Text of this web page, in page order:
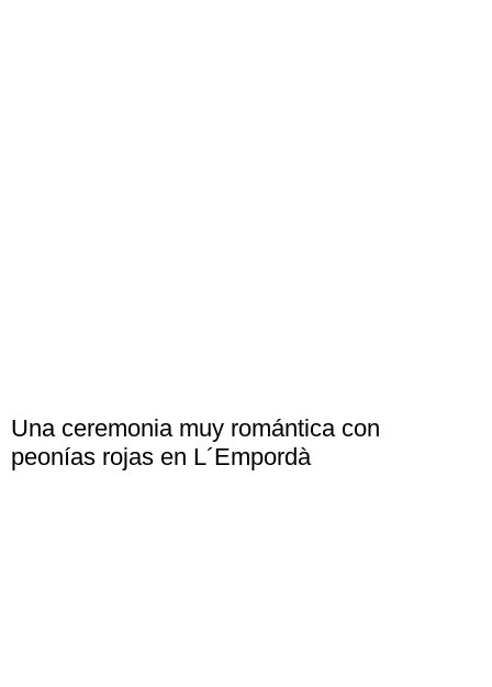
Una ceremonia muy romántica con
peonías rojas en L´Empordà